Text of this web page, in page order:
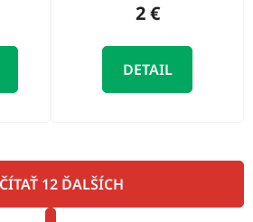
2 €
DETAIL
12 ĎALŠÍCH
S